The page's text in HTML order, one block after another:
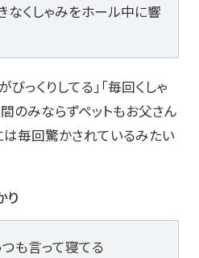
くしゃみをホール中に響
びっくりしてる」「毎回くしゃ
間のみならずペットもお父さん
は毎回驚かされているみたい
り
も言って寝てる